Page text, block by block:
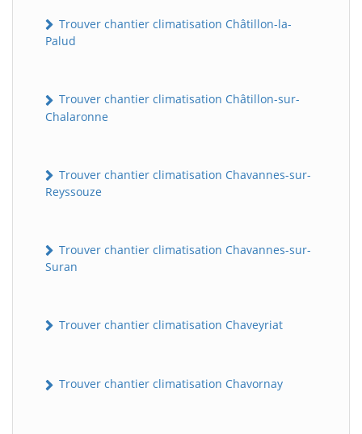
Trouver chantier climatisation Châtillon-la-
Palud
Trouver chantier climatisation Châtillon-sur-
Chalaronne
Trouver chantier climatisation Chavannes-sur-
Reyssouze
Trouver chantier climatisation Chavannes-sur-
Suran
Trouver chantier climatisation Chaveyriat
Trouver chantier climatisation Chavornay